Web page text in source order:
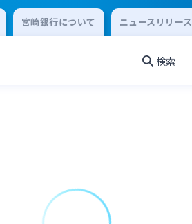
宮崎銀行について ニュースリリース
検索